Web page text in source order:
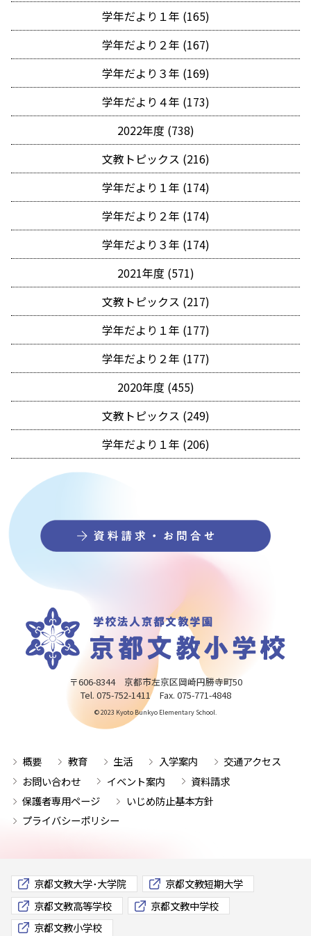
学年だより１年 (165)
学年だより２年 (167)
学年だより３年 (169)
学年だより４年 (173)
2022年度 (738)
文教トピックス (216)
学年だより１年 (174)
学年だより２年 (174)
学年だより３年 (174)
2021年度 (571)
文教トピックス (217)
学年だより１年 (177)
学年だより２年 (177)
2020年度 (455)
文教トピックス (249)
学年だより１年 (206)
〒606-8344 京都市左京区岡崎円勝寺町50
Tel. 075-752-1411 Fax. 075-771-4848
© 2023 Kyoto Bunkyo Elementary School.
概要 教育 生活 入学案内
交通アクセス
お問い合わせ
イベント案内
資料請求
保護者専用ページ
いじめ防止基本方針
プライバシーポリシー
京都文教大学･大学院
京都文教短期大学
京都文教高等学校
京都文教中学校
京都文教小学校